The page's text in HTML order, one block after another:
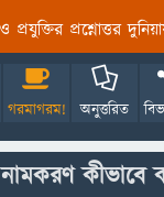
প্রযুক্তির প্রশ্নোত্তর
গরমাগরম! অনুত্তরিত
কীভাবে